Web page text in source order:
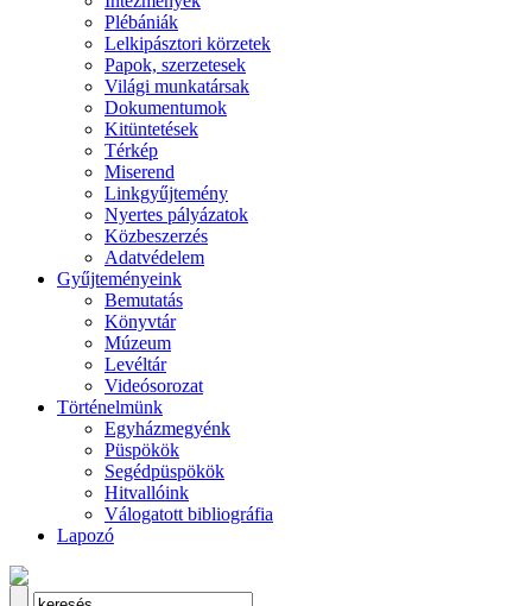
Plébániák
Lelkipásztori körzetek
Papok, szerzetesek
Világi munkatársak
Dokumentumok
Kitüntetések
Térkép
Miserend
Linkgyűjtemény
Nyertes pályázatok
Közbeszerzés
Adatvédelem
Gyűjteményeink
Bemutatás
Könyvtár
Múzeum
Levéltár
Videósorozat
Történelmünk
Egyházmegyénk
Püspökök
Segédpüspökök
Hitvallóink
Válogatott bibliográfia
Lapozó